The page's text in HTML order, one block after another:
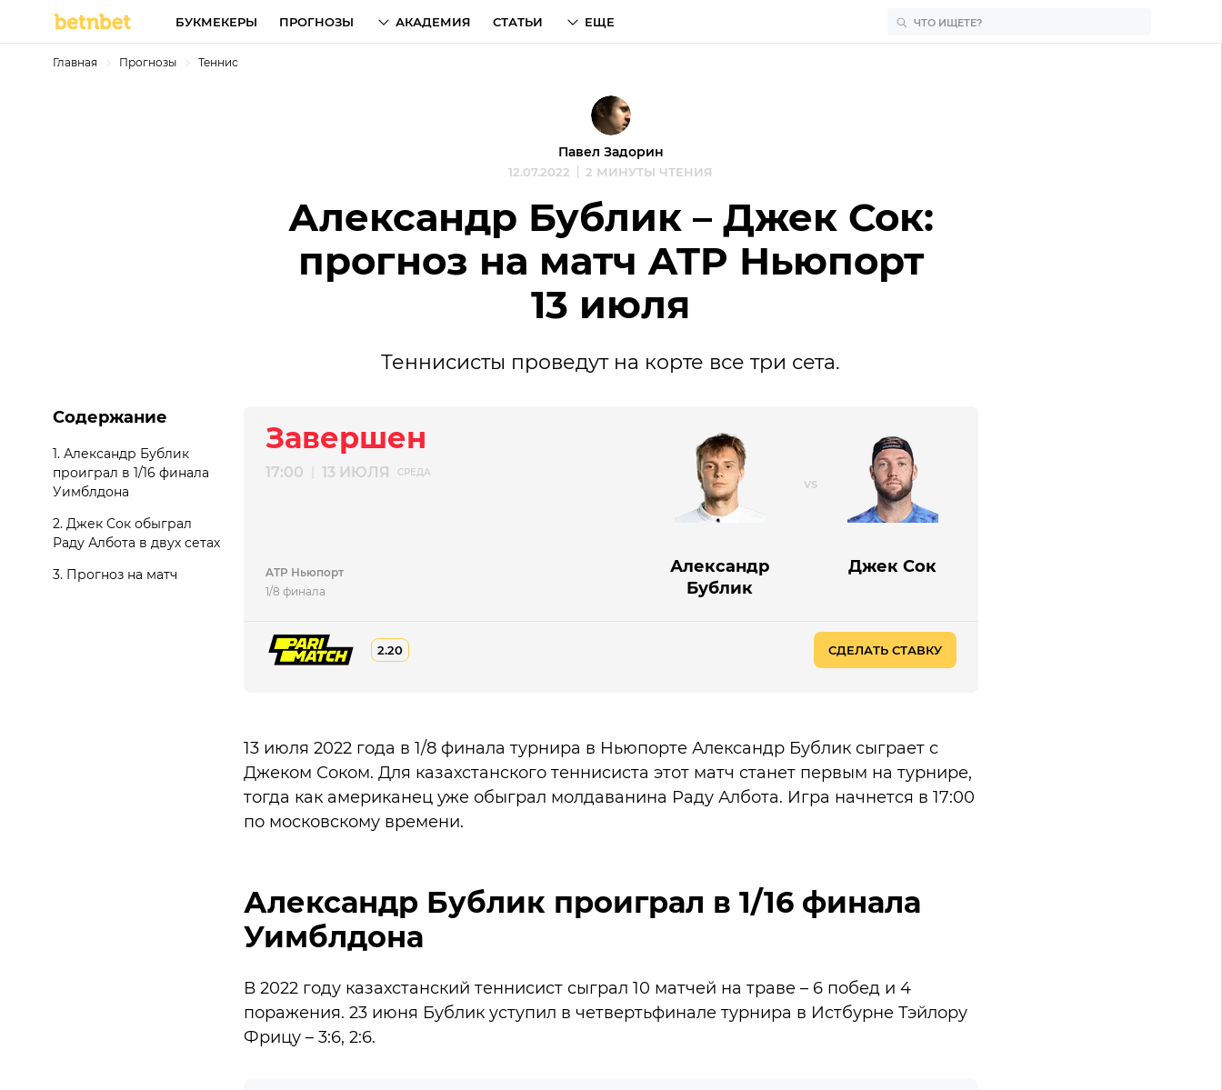
БУКМЕКЕРЫ ПРОГНОЗЫ АКАДЕМИЯ СТАТЬИ ЕЩЕ
Главная Прогнозы Теннис
Павел Задорин
12.07.2022 2 МИНУТЫ ЧТЕНИЯ
Александр Бублик – Джек Сок:
прогноз на матч ATP Ньюпорт
13 июля
Теннисисты проведут на корте все три сета.
Содержание
1. Александр Бублик
проиграл в 1/16 финала
Уимблдона
2. Джек Сок обыграл
Раду Албота в двух сетах
3. Прогноз на матч
Александр
Бублик
Джек Сок
Завершен
17:00 13 ИЮЛЯ СРЕДА
ATP Ньюпорт
1/8 финала
2.20 СДЕЛАТЬ СТАВКУ
13 июля 2022 года в 1/8 финала турнира в Ньюпорте Александр Бублик сыграет с
Джеком Соком. Для казахстанского теннисиста этот матч станет первым на турнире,
тогда как американец уже обыграл молдаванина Раду Албота. Игра начнется в 17:00
по московскому времени.
Александр Бублик проиграл в 1/16 финала
Уимблдона
В 2022 году казахстанский теннисист сыграл 10 матчей на траве – 6 побед и 4
поражения. 23 июня Бублик уступил в четвертьфинале турнира в Истбурне Тэйлору
Фрицу – 3:6, 2:6.